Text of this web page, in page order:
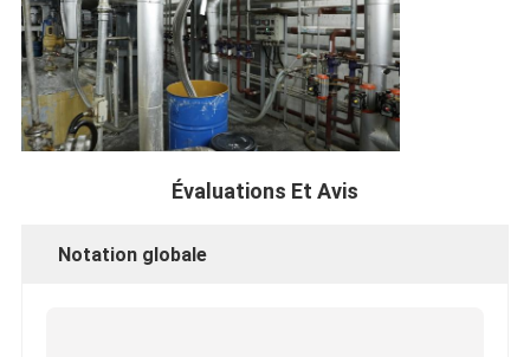
Évaluations Et Avis
Notation globale